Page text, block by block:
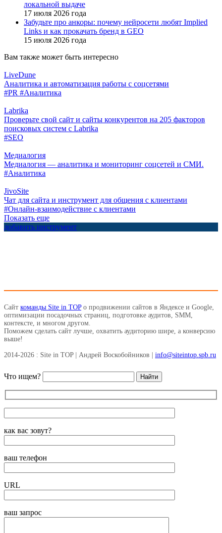
локальной выдаче
17 июля 2026 года
Забудьте про анкоры: почему нейросети любят Implied
Links и как прокачать бренд в GEO
15 июля 2026 года
Вам также может быть интересно
LiveDune
Аналитика и автоматизация работы с соцсетями
#PR #Аналитика
Labrika
Проверьте свой сайт и сайты конкурентов на 205 факторов
поисковых систем с Labrika
#SEO
Медиалогия
Медиалогия — аналитика и мониторинг соцсетей и СМИ.
#Аналитика
JivoSite
Чат для сайта и инструмент для общения с клиентами
#Онлайн-взаимодействие с клиентами
Показать еще
добавить инструмент
Сайт команды Site in TOPо продвижении сайтов в Яндексе и Google,
оптимизации посадочных страниц, подготовке аудитов, SMM,
контексте, и многом другом.
Поможем сделать сайт лучше, охватить аудиторию шире, а конверсию
выше!
2014-2026 : Site in TOP | Андрей Воскобойников | info@siteintop.spb.ru
Что ищем?
как вас зовут?
ваш телефон
URL
ваш запрос